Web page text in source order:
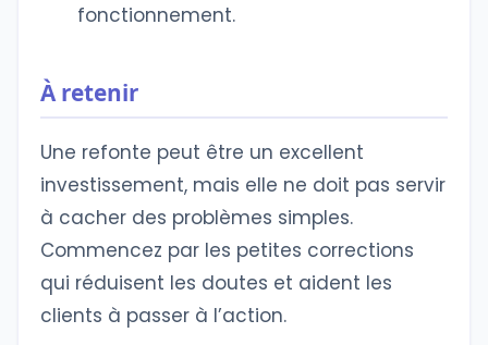
fonctionnement.
À retenir
Une refonte peut être un excellent
investissement, mais elle ne doit pas servir
à cacher des problèmes simples.
Commencez par les petites corrections
qui réduisent les doutes et aident les
clients à passer à l’action.